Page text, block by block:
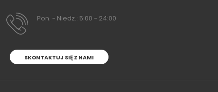
Pon. - Niedz.: 5:00 - 24:00
SKONTAKTUJ SIĘ Z NAMI